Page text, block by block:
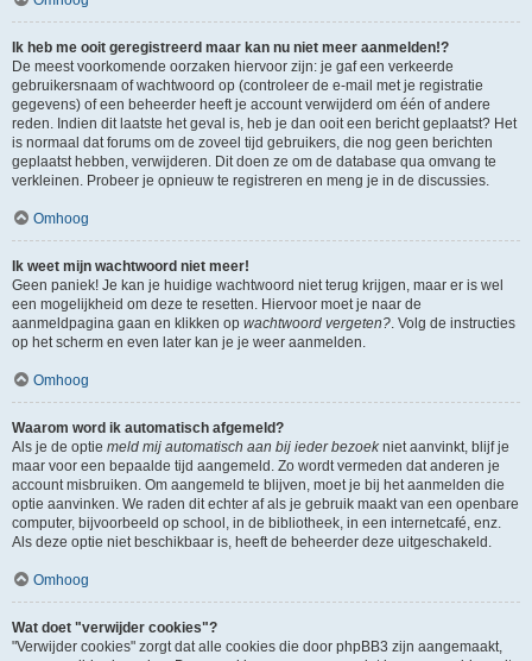
Ik heb me ooit geregistreerd maar kan nu niet meer aanmelden!?
De meest voorkomende oorzaken hiervoor zijn: je gaf een verkeerde
gebruikersnaam of wachtwoord op (controleer de e-mail met je registratie
gegevens) of een beheerder heeft je account verwijderd om één of andere
reden. Indien dit laatste het geval is, heb je dan ooit een bericht geplaatst? Het
is normaal dat forums om de zoveel tijd gebruikers, die nog geen berichten
geplaatst hebben, verwijderen. Dit doen ze om de database qua omvang te
verkleinen. Probeer je opnieuw te registreren en meng je in de discussies.
Omhoog
Ik weet mijn wachtwoord niet meer!
Geen paniek! Je kan je huidige wachtwoord niet terug krijgen, maar er is wel
een mogelijkheid om deze te resetten. Hiervoor moet je naar de
aanmeldpagina gaan en klikken op wachtwoord vergeten?. Volg de instructies
op het scherm en even later kan je je weer aanmelden.
Omhoog
Waarom word ik automatisch afgemeld?
Als je de optie meld mij automatisch aan bij ieder bezoekniet aanvinkt, blijf je
maar voor een bepaalde tijd aangemeld. Zo wordt vermeden dat anderen je
account misbruiken. Om aangemeld te blijven, moet je bij het aanmelden die
optie aanvinken. We raden dit echter af als je gebruik maakt van een openbare
computer, bijvoorbeeld op school, in de bibliotheek, in een internetcafé, enz.
Als deze optie niet beschikbaar is, heeft de beheerder deze uitgeschakeld.
Omhoog
Wat doet "verwijder cookies"?
"Verwijder cookies" zorgt dat alle cookies die door phpBB3 zijn aangemaakt,